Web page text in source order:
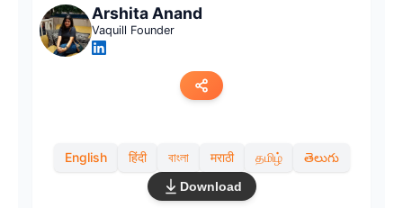
Arshita Anand
Vaquill Founder
English हिंदी বাংলা मराठी தமிழ் తెలుగు
Download